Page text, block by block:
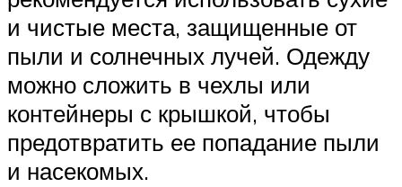
и чистые места, защищенные от
пыли и солнечных лучей. Одежду
можно сложить в чехлы или
контейнеры с крышкой, чтобы
предотвратить ее попадание пыли
и насекомых.